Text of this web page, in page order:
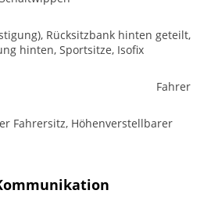
Rücksitzbank hinten geteilt,
hinten, Sportsitze, Isofix
Fahrer
Fahrersitz, Höhenverstellbarer